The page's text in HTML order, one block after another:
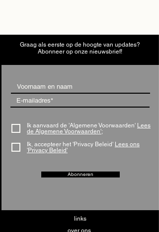
Graag als eerste op de hoogte van updates?
Abonneer op onze nieuwsbrief!
Ik aanvaard de 'Algemene Voorwaarden' Lees
de Algemene Voorwaarden';
Ik, accepteer het 'Privacy Beleid' Lees ons
'Privacy Beleid'
Abonneren
links
over ons